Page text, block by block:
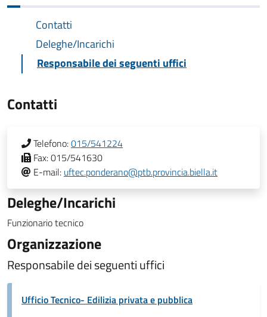
Contatti
Deleghe/Incarichi
Responsabile dei seguenti uffici
Contatti
Telefono:015/541224
Fax:015/541630
E-mail: uftec.ponderano@ptb.provincia.biella.it
Deleghe/Incarichi
Funzionario tecnico
Organizzazione
Responsabile dei seguenti uffici
Ufficio Tecnico- Edilizia privata e pubblica